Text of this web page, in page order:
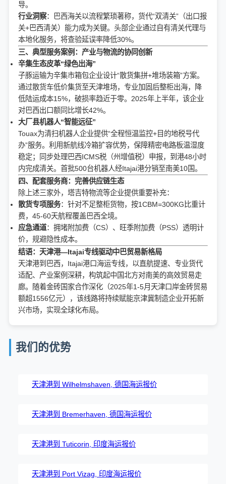
导。
行业洞察：巴西海关以流程繁琐著称，货代“双清关”（出口报
关+巴西清关）能力成为关键。头部企业通过自有清关代理与
本地化服务，将查验延误率降低30%。
三、典型服务案例：产业与物流的协同创新
辛集生态皮革“绿色出海”
子豚运输为辛集市箱包企业设计“散货集拼+堆场装箱”方案。
通过散货车低价集货至天津堆场，专业加固后整柜出海，降
低陆运成本15%，破损率趋近于零。2025年上半年，该企业
对巴西出口额同比增长42%。
大厂县机器人“智能远征”
Touax为清扫机器人企业提供“全程恒温监控+目的地税号代
办”服务。利用新航线冷箱扩容优势，保障精密电路板温湿度
稳定；同步处理巴西ICMS税（州增值税）申报，到港48小时
内完成清关。首批500台机器人经Itajai港分销至南美10国。
四、配套服务商：完善供应链生态
除上述三家外，塔吉特物流等企业提供重要补充：
散货专项服务：针对不足整柜货物，按1CBM=300KG比重计
费，45-60天航程覆盖巴西全境。
应急通道：拥堵附加费（CS）、旺季附加费（PSS）透明计
价，规避隐性成本。
结语：天津港—Itajai专线驱动中巴贸易新格局
天津港到巴西，Itajai港口海运专线，以直航提速、专业货代
适配、产业案例深耕，构筑起中国北方对南美的高效贸易走
廊。随着金砖国家合作深化（2025年1-5月天津口岸金砖贸易
额超1556亿元），该线路将持续赋能京津冀制造企业开拓新
兴市场，实现全球化布局。
我们的优势
天津港到 Wilhelmshaven, 德国海运报价
天津港到 Bremerhaven, 德国海运报价
天津港到 Tuticorin, 印度海运报价
天津港到 Port Vizag, 印度海运报价